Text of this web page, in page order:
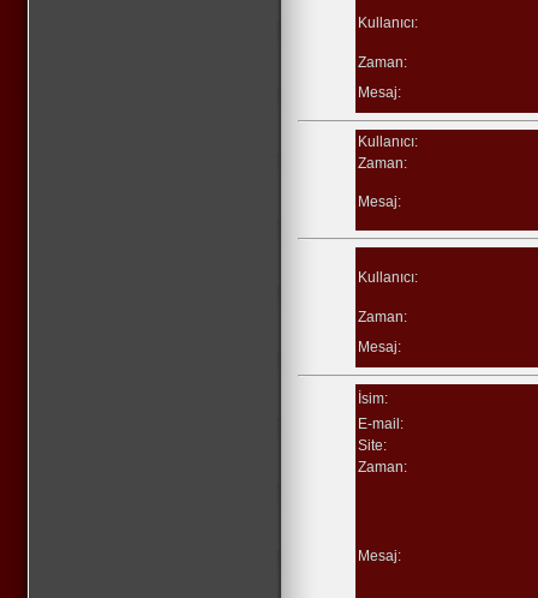
Kullanıcı:
Zaman:
Mesaj:
Kullanıcı:
Zaman:
Mesaj:
Kullanıcı:
Zaman:
Mesaj:
İsim:
E-mail:
Site:
Zaman:
Mesaj: